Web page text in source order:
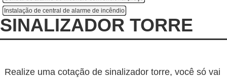
Instalação de central de alarme de incêndio
SINALIZADOR TORRE
Realize uma cotação de sinalizador torre, você só vai